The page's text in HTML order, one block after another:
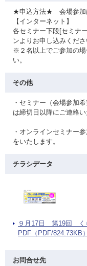
★申込方法★ 会場参加
【インターネット】
各セミナー下段[セミナ
ンよりお申し込みくださ
※２名以上でご参加の場
い。
その他
・セミナー（会場参加
は締切日以降にご連絡い
・オンラインセミナー
をいたします。
チラシデータ
９月17日 第19回 く
PDF（PDF/824.73KB）
お問合せ先